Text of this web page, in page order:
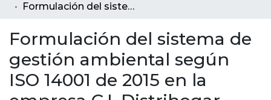
Statistics
Formulación del sistema de gestión ambiental según ISO 14001 de 2015 en la empresa C.I. Distrihogar S.A.S.
Formulación del sistema de
gestión ambiental según
ISO 14001 de 2015 en la